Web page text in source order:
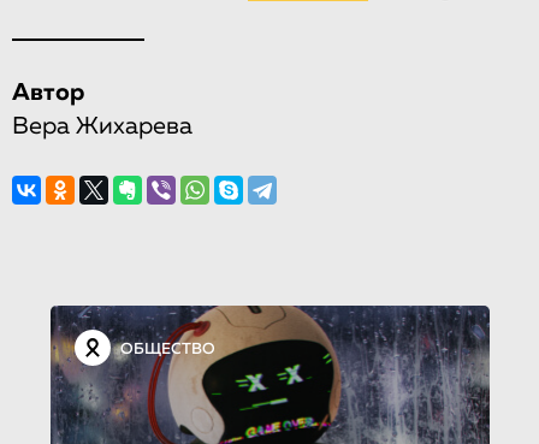
Автор
Вера Жихарева
ОБЩЕСТВО